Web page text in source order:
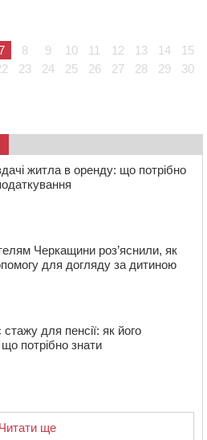
карусель і закупити іграшки: у
громаду повертається
воїн
чотири золоті: черкаські
на чемпіонаті України
8 9 10 11 12 13 14
15
23 24 25 26 27 28 29
30
житла в оренду: що потрібно
Черкащини роз’яснили, як
для догляду за дитиною
для пенсії: як його
потрібно знати
Читати ще